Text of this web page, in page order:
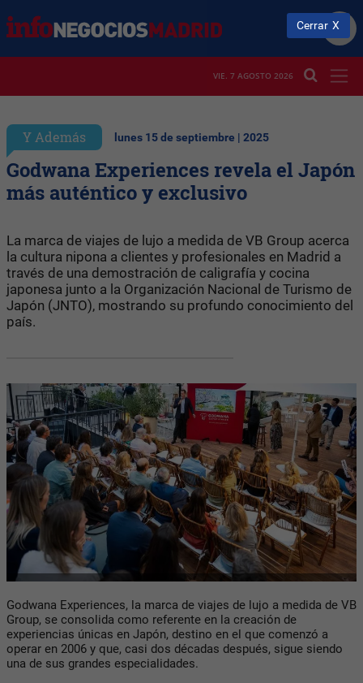
VIE. 7 AGOSTO 2026
Y Además lunes 15 de septiembre | 2025
Godwana Experiences revela el Japón
más auténtico y exclusivo
La marca de viajes de lujo a medida de VB Group acerca
la cultura nipona a clientes y profesionales en Madrid a
través de una demostración de caligrafía y cocina
japonesa junto a la Organización Nacional de Turismo de
Japón (JNTO), mostrando su profundo conocimiento del
país.
Godwana Experiences, la marca de viajes de lujo a medida de VB
Group, se consolida como referente en la creación de
experiencias únicas en Japón, destino en el que comenzó a
operar en 2006 y que, casi dos décadas después, sigue siendo
una de sus grandes especialidades.
Cerrar